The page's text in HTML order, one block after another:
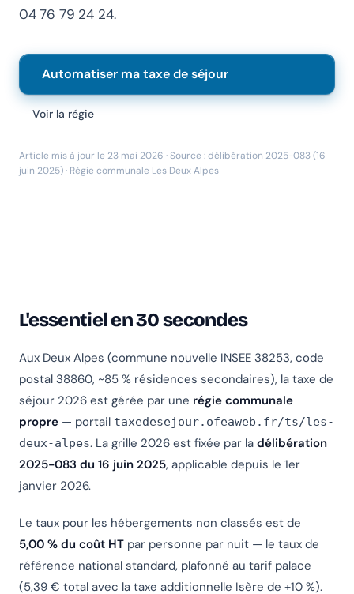
04 76 79 24 24.
Automatiser ma taxe de séjour
Voir la régie
Article mis à jour le 23 mai 2026 · Source : délibération 2025-083 (16
juin 2025) · Régie communale Les Deux Alpes
L'essentiel en 30 secondes
Aux Deux Alpes (commune nouvelle INSEE 38253, code
postal 38860, ~85 % résidences secondaires), la taxe de
séjour 2026 est gérée par une régie communale
propre — portail taxedesejour.ofeaweb.fr/ts/les-
deux-alpes. La grille 2026 est fixée par la délibération
2025-083 du 16 juin 2025, applicable depuis le 1er
janvier 2026.
Le taux pour les hébergements non classés est de
5,00 % du coût HT par personne par nuit — le taux de
référence national standard, plafonné au tarif palace
(5,39 € total avec la taxe additionnelle Isère de +10 %).
je vous aider ?